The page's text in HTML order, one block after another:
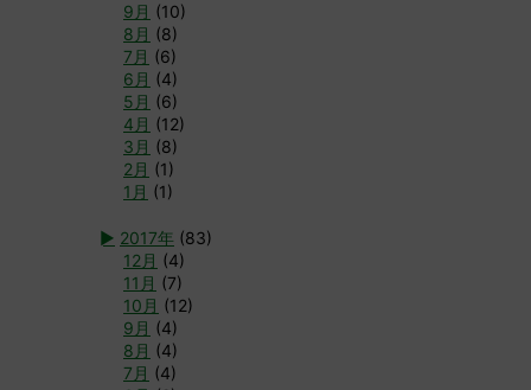
9月 (10)
8月 (8)
7月 (6)
6月 (4)
5月 (6)
4月 (12)
3月 (8)
2月 (1)
1月 (1)
► 2017年 (83)
12月 (4)
11月 (7)
10月 (12)
9月 (4)
8月 (4)
7月 (4)